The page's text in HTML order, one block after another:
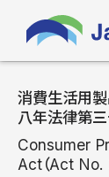
消費生活用
八年法律第三
Consumer
Act（Act No.